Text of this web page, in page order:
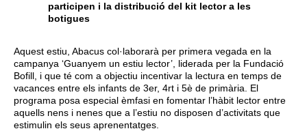
participen i la distribució del kit lector a les
botigues
Aquest estiu, Abacus col·laborarà per primera vegada en la
campanya ‘Guanyem un estiu lector’, liderada per la Fundació
Bofill, i que té com a objectiu incentivar la lectura en temps de
vacances entre els infants de 3er, 4rt i 5è de primària. El
programa posa especial èmfasi en fomentar l’hàbit lector entre
aquells nens i nenes que a l’estiu no disposen d’activitats que
estimulin els seus aprenentatges.